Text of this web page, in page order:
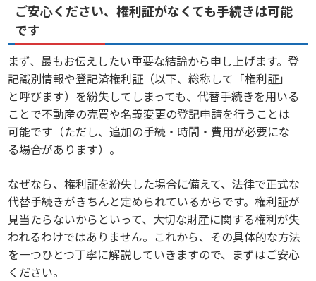
ご安心ください、権利証がなくても手続きは可能
です
まず、最もお伝えしたい重要な結論から申し上げます。登
記識別情報や登記済権利証（以下、総称して「権利証」
と呼びます）を紛失してしまっても、代替手続きを用いる
ことで不動産の売買や名義変更の登記申請を行うことは
可能です（ただし、追加の手続・時間・費用が必要にな
る場合があります）。
なぜなら、権利証を紛失した場合に備えて、法律で正式な
代替手続きがきちんと定められているからです。権利証が
見当たらないからといって、大切な財産に関する権利が失
われるわけではありません。これから、その具体的な方法
を一つひとつ丁寧に解説していきますので、まずはご安心
ください。